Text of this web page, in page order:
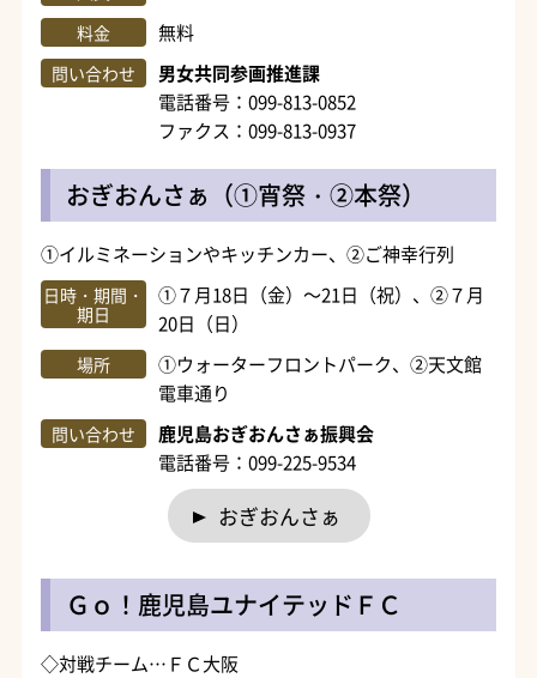
料金 無料
問い合わせ
男女共同参画推進課
電話番号：099-813-0852
ファクス：099-813-0937
おぎおんさぁ（①宵祭・②本祭）
①イルミネーションやキッチンカー、②ご神幸行列
日時・期間・
期日
①７月18日（金）～21日（祝）、②７月
20日（日）
場所
①ウォーターフロントパーク、②天文館
電車通り
問い合わせ
鹿児島おぎおんさぁ振興会
電話番号：099-225-9534
おぎおんさぁ
Ｇｏ！鹿児島ユナイテッドＦＣ
◇対戦チーム…ＦＣ大阪